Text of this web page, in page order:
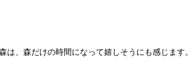
は、森だけの時間になって嬉しそうにも感じます